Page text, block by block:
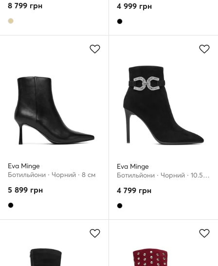
8 799 грн 4 999 грн
Eva Minge
Ботильйони · Чорний · 8 см
5 899 грн
Eva Minge
Ботильйони · Чорний · 10.5 см
4 799 грн